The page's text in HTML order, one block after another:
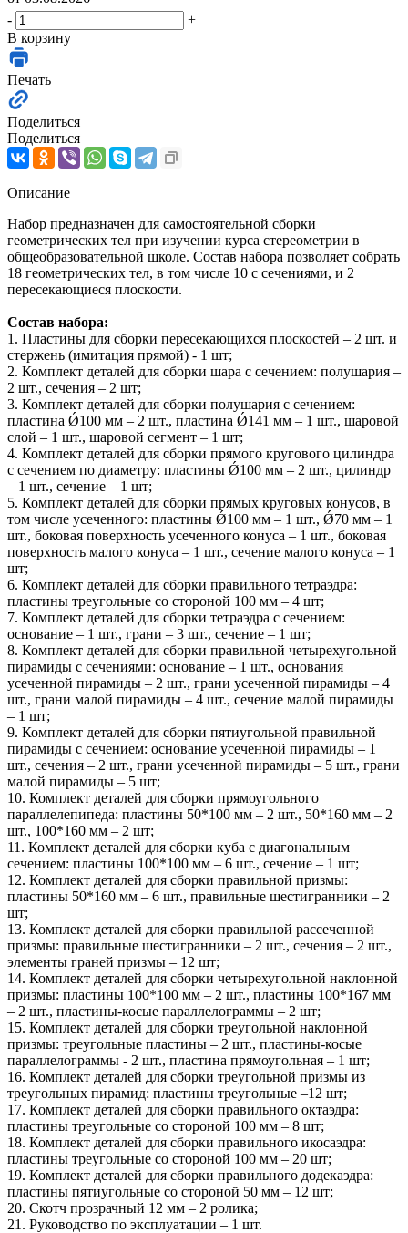
-
+
В корзину
Печать
Поделиться
Поделиться
Описание
Набор предназначен для самостоятельной сборки
геометрических тел при изучении курса стереометрии в
общеобразовательной школе. Состав набора позволяет собрать
18 геометрических тел, в том числе 10 с сечениями, и 2
пересекающиеся плоскости.
Состав набора:
1. Пластины для сборки пересекающихся плоскостей – 2 шт. и
стержень (имитация прямой) - 1 шт;
2. Комплект деталей для сборки шара с сечением: полушария –
2 шт., сечения – 2 шт;
3. Комплект деталей для сборки полушария с сечением:
пластина Ǿ100 мм – 2 шт., пластина Ǿ141 мм – 1 шт., шаровой
слой – 1 шт., шаровой сегмент – 1 шт;
4. Комплект деталей для сборки прямого кругового цилиндра
с сечением по диаметру: пластины Ǿ100 мм – 2 шт., цилиндр
– 1 шт., сечение – 1 шт;
5. Комплект деталей для сборки прямых круговых конусов, в
том числе усеченного: пластины Ǿ100 мм – 1 шт., Ǿ70 мм – 1
шт., боковая поверхность усеченного конуса – 1 шт., боковая
поверхность малого конуса – 1 шт., сечение малого конуса – 1
шт;
6. Комплект деталей для сборки правильного тетраэдра:
пластины треугольные со стороной 100 мм – 4 шт;
7. Комплект деталей для сборки тетраэдра с сечением:
основание – 1 шт., грани – 3 шт., сечение – 1 шт;
8. Комплект деталей для сборки правильной четырехугольной
пирамиды с сечениями: основание – 1 шт., основания
усеченной пирамиды – 2 шт., грани усеченной пирамиды – 4
шт., грани малой пирамиды – 4 шт., сечение малой пирамиды
– 1 шт;
9. Комплект деталей для сборки пятиугольной правильной
пирамиды с сечением: основание усеченной пирамиды – 1
шт., сечения – 2 шт., грани усеченной пирамиды – 5 шт., грани
малой пирамиды – 5 шт;
10. Комплект деталей для сборки прямоугольного
параллелепипеда: пластины 50*100 мм – 2 шт., 50*160 мм – 2
шт., 100*160 мм – 2 шт;
11. Комплект деталей для сборки куба с диагональным
сечением: пластины 100*100 мм – 6 шт., сечение – 1 шт;
12. Комплект деталей для сборки правильной призмы:
пластины 50*160 мм – 6 шт., правильные шестигранники – 2
шт;
13. Комплект деталей для сборки правильной рассеченной
призмы: правильные шестигранники – 2 шт., сечения – 2 шт.,
элементы граней призмы – 12 шт;
14. Комплект деталей для сборки четырехугольной наклонной
призмы: пластины 100*100 мм – 2 шт., пластины 100*167 мм
– 2 шт., пластины-косые параллелограммы – 2 шт;
15. Комплект деталей для сборки треугольной наклонной
призмы: треугольные пластины – 2 шт., пластины-косые
параллелограммы - 2 шт., пластина прямоугольная – 1 шт;
16. Комплект деталей для сборки треугольной призмы из
треугольных пирамид: пластины треугольные –12 шт;
17. Комплект деталей для сборки правильного октаэдра:
пластины треугольные со стороной 100 мм – 8 шт;
18. Комплект деталей для сборки правильного икосаэдра:
пластины треугольные со стороной 100 мм – 20 шт;
19. Комплект деталей для сборки правильного додекаэдра:
пластины пятиугольные со стороной 50 мм – 12 шт;
20. Скотч прозрачный 12 мм – 2 ролика;
21. Руководство по эксплуатации – 1 шт.